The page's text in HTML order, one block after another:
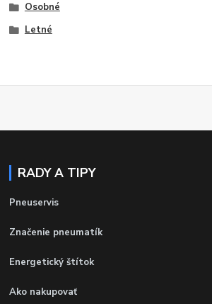
Osobné
Letné
RADY A TIPY
Pneuservis
Značenie pneumatík
Energetický štítok
Ako nakupovať